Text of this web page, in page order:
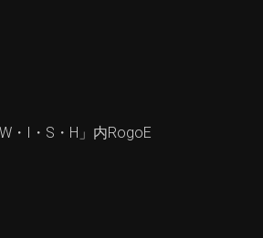
・I・S・H」内RogoE